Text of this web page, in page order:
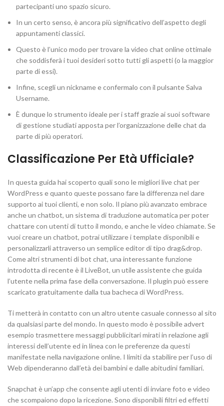
partecipanti uno spazio sicuro.
In un certo senso, è ancora più significativo dell’aspetto degli
appuntamenti classici.
Questo è l’unico modo per trovare la video chat online ottimale
che soddisferà i tuoi desideri sotto tutti gli aspetti (o la maggior
parte di essi).
Infine, scegli un nickname e confermalo con il pulsante Salva
Username.
È dunque lo strumento ideale per i staff grazie ai suoi software
di gestione studiati apposta per l’organizzazione delle chat da
parte di più operatori.
Classificazione Per Età Ufficiale?
In questa guida hai scoperto quali sono le migliori live chat per
WordPress e quanto queste possano fare la differenza nel dare
supporto ai tuoi clienti, e non solo. Il piano più avanzato embrace
anche un chatbot, un sistema di traduzione automatica per poter
chattare con utenti di tutto il mondo, e anche le video chiamate. Se
vuoi creare un chatbot, potrai utilizzare i template disponibili e
personalizzarli attraverso un semplice editor di tipo drag&drop.
Come altri strumenti di bot chat, una interessante funzione
introdotta di recente è il LiveBot, un utile assistente che guida
l’utente nella prima fase della conversazione. Il plugin può essere
scaricato gratuitamente dalla tua bacheca di WordPress.
Ti metterà in contatto con un altro utente casuale connesso al sito
da qualsiasi parte del mondo. In questo modo è possibile advert
esempio trasmettere messaggi pubblicitari mirati in relazione agli
interessi dell’utente ed in linea con le preferenze da questi
manifestate nella navigazione online. I limiti da stabilire per l’uso di
Web dipenderanno dall’età dei bambini e dalle abitudini familiari.
Snapchat è un’app che consente agli utenti di inviare foto e video
che scompaiono dopo la ricezione. Sono disponibili filtri ed effetti